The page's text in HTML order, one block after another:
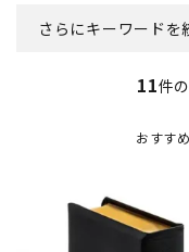
さらにキーワードを
11件
おすす